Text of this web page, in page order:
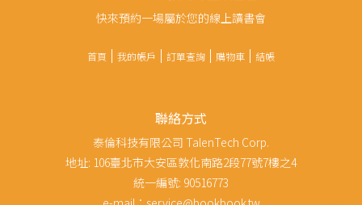
快來預約一場屬於您的線上讀書會
首頁 我的帳戶 訂單查詢 購物車 結帳
聯絡方式
泰倫科技有限公司 TalenTech Corp.
地址: 106臺北市大安區敦化南路2段77號7樓之4
統一編號: 90516773